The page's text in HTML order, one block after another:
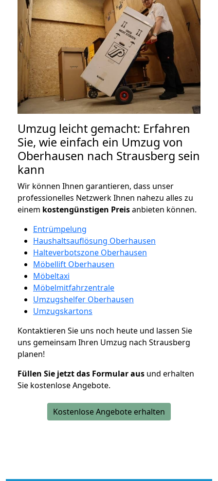
Umzug leicht gemacht: Erfahren
Sie, wie einfach ein Umzug von
Oberhausen nach Strausberg sein
kann
Wir können Ihnen garantieren, dass unser
professionelles Netzwerk Ihnen nahezu alles zu
einem kostengünstigen Preisanbieten können.
Entrümpelung
Haushaltsauflösung Oberhausen
Halteverbotszone Oberhausen
Möbellift Oberhausen
Möbeltaxi
Möbelmitfahrzentrale
Umzugshelfer Oberhausen
Umzugskartons
Kontaktieren Sie uns noch heute und lassen Sie
uns gemeinsam Ihren Umzug nach Strausberg
planen!
Füllen Sie jetzt das Formular aus und erhalten
Sie kostenlose Angebote.
Kostenlose Angebote erhalten